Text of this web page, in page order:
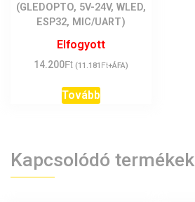
(GLEDOPTO, 5V-24V, WLED,
ESP32, MIC/UART)
Elfogyott
14.200Ft (11.181 Ft+ÁFA)
Tovább
Kapcsolódó termékek